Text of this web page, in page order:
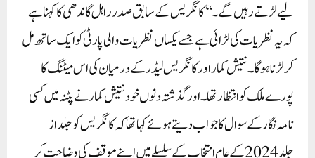
لیے لڑتے رہیں گے۔‘‘ کانگریس کے سابق صدر راہل گاندھی کا کہنا ہے
کہ یہ نظریات کی لڑائی ہے جسے یکساں نظریات والی پارٹی کو ایک ساتھ مل
کر لڑنا ہوگا۔نتیش کمار اور کانگریس لیڈر کے درمیان کی اس میٹنگ کا
پورے ملک کو انتظار تھا ۔اور گذشتہ دنوں خود نتیش کمار نے پٹنہ میں کسی
نامہ نگار کے سوال کا جواب دیتے ہوئے کہا تھا کہ کانگریس کو جلد از
جلد 2024 کے عام انتخاب کے سلسلے میں اپنے موقف کی وضاحت کر